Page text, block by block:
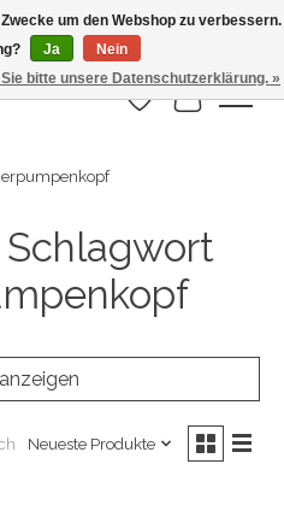
Wunschzettel
Ihr
Neueste Produkte
um den Webshop zu verbessern.
Ja
Nein
bitte unsere Datenschutzerklärung. »